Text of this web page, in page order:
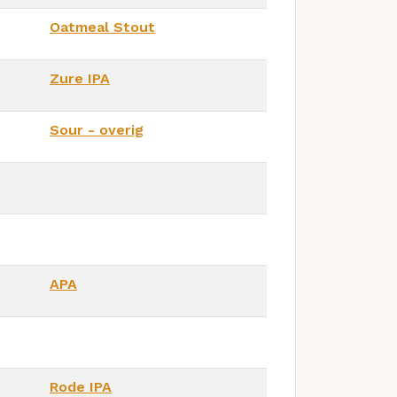
Oatmeal Stout
Zure IPA
Sour - overig
APA
Rode IPA